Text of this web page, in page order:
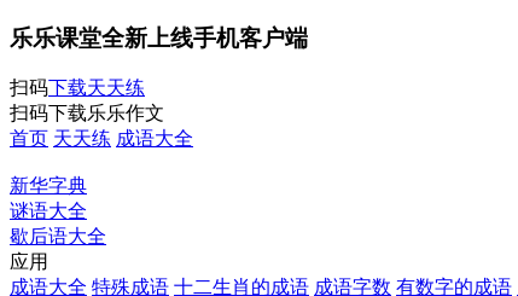
乐乐课堂全新上线手机客户端
扫码下载天天练
扫码下载乐乐作文
首页 天天练 成语大全
新华字典
谜语大全
歇后语大全
应用
成语大全 特殊成语 十二生肖的成语 成语字数 有数字的成语